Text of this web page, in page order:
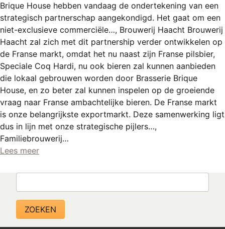
Topmenu
INLOGGEN
REGISTREREN
ADVERTEREN
AANBOD
AGENDA
CONTACT
Brique House hebben vandaag de ondertekening van een
strategisch partnerschap aangekondigd. Het gaat om een
niet-exclusieve commerciële…, Brouwerij Haacht Brouwerij
Haacht zal zich met dit partnership verder ontwikkelen op
de Franse markt, omdat het nu naast zijn Franse pilsbier,
Speciale Coq Hardi, nu ook bieren zal kunnen aanbieden
die lokaal gebrouwen worden door Brasserie Brique
House, en zo beter zal kunnen inspelen op de groeiende
vraag naar Franse ambachtelijke bieren. De Franse markt
is onze belangrijkste exportmarkt. Deze samenwerking ligt
dus in lijn met onze strategische pijlers…,
Familiebrouwerij…
Lees meer